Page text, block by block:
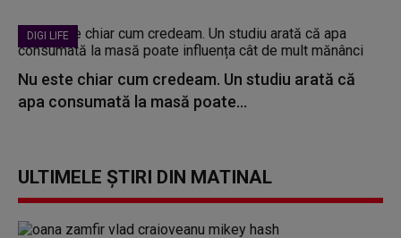
DIGI LIFE
Nu este chiar cum credeam. Un studiu arată că
apa consumată la masă poate...
ULTIMELE ȘTIRI DIN MATINAL